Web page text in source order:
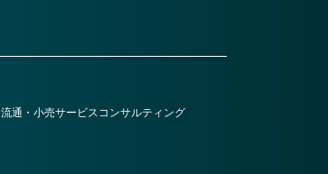
流通・小売サービスコンサルティング